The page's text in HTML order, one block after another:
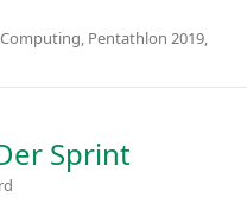
Pentathlon 2019
Sprint